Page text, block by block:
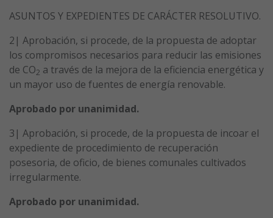
ASUNTOS Y EXPEDIENTES DE CARÁCTER RESOLUTIVO.
2| Aprobación, si procede, de la propuesta de adoptar
los compromisos necesarios para reducir las emisiones
de CO2 a través de la mejora de la eficiencia energética y
un mayor uso de fuentes de energía renovable.
Aprobado por unanimidad.
3| Aprobación, si procede, de la propuesta de incoar el
expediente de procedimiento de recuperación
posesoria, de oficio, de bienes comunales cultivados
irregularmente.
Aprobado por unanimidad.